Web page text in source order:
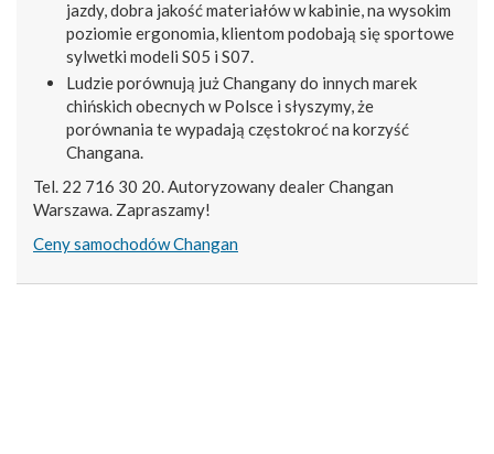
jazdy, dobra jakość materiałów w kabinie, na wysokim
poziomie ergonomia, klientom podobają się sportowe
sylwetki modeli S05 i S07.
Ludzie porównują już Changany do innych marek
chińskich obecnych w Polsce i słyszymy, że
porównania te wypadają częstokroć na korzyść
Changana.
Tel. 22 716 30 20. Autoryzowany dealer Changan
Warszawa. Zapraszamy!
Ceny samochodów Changan